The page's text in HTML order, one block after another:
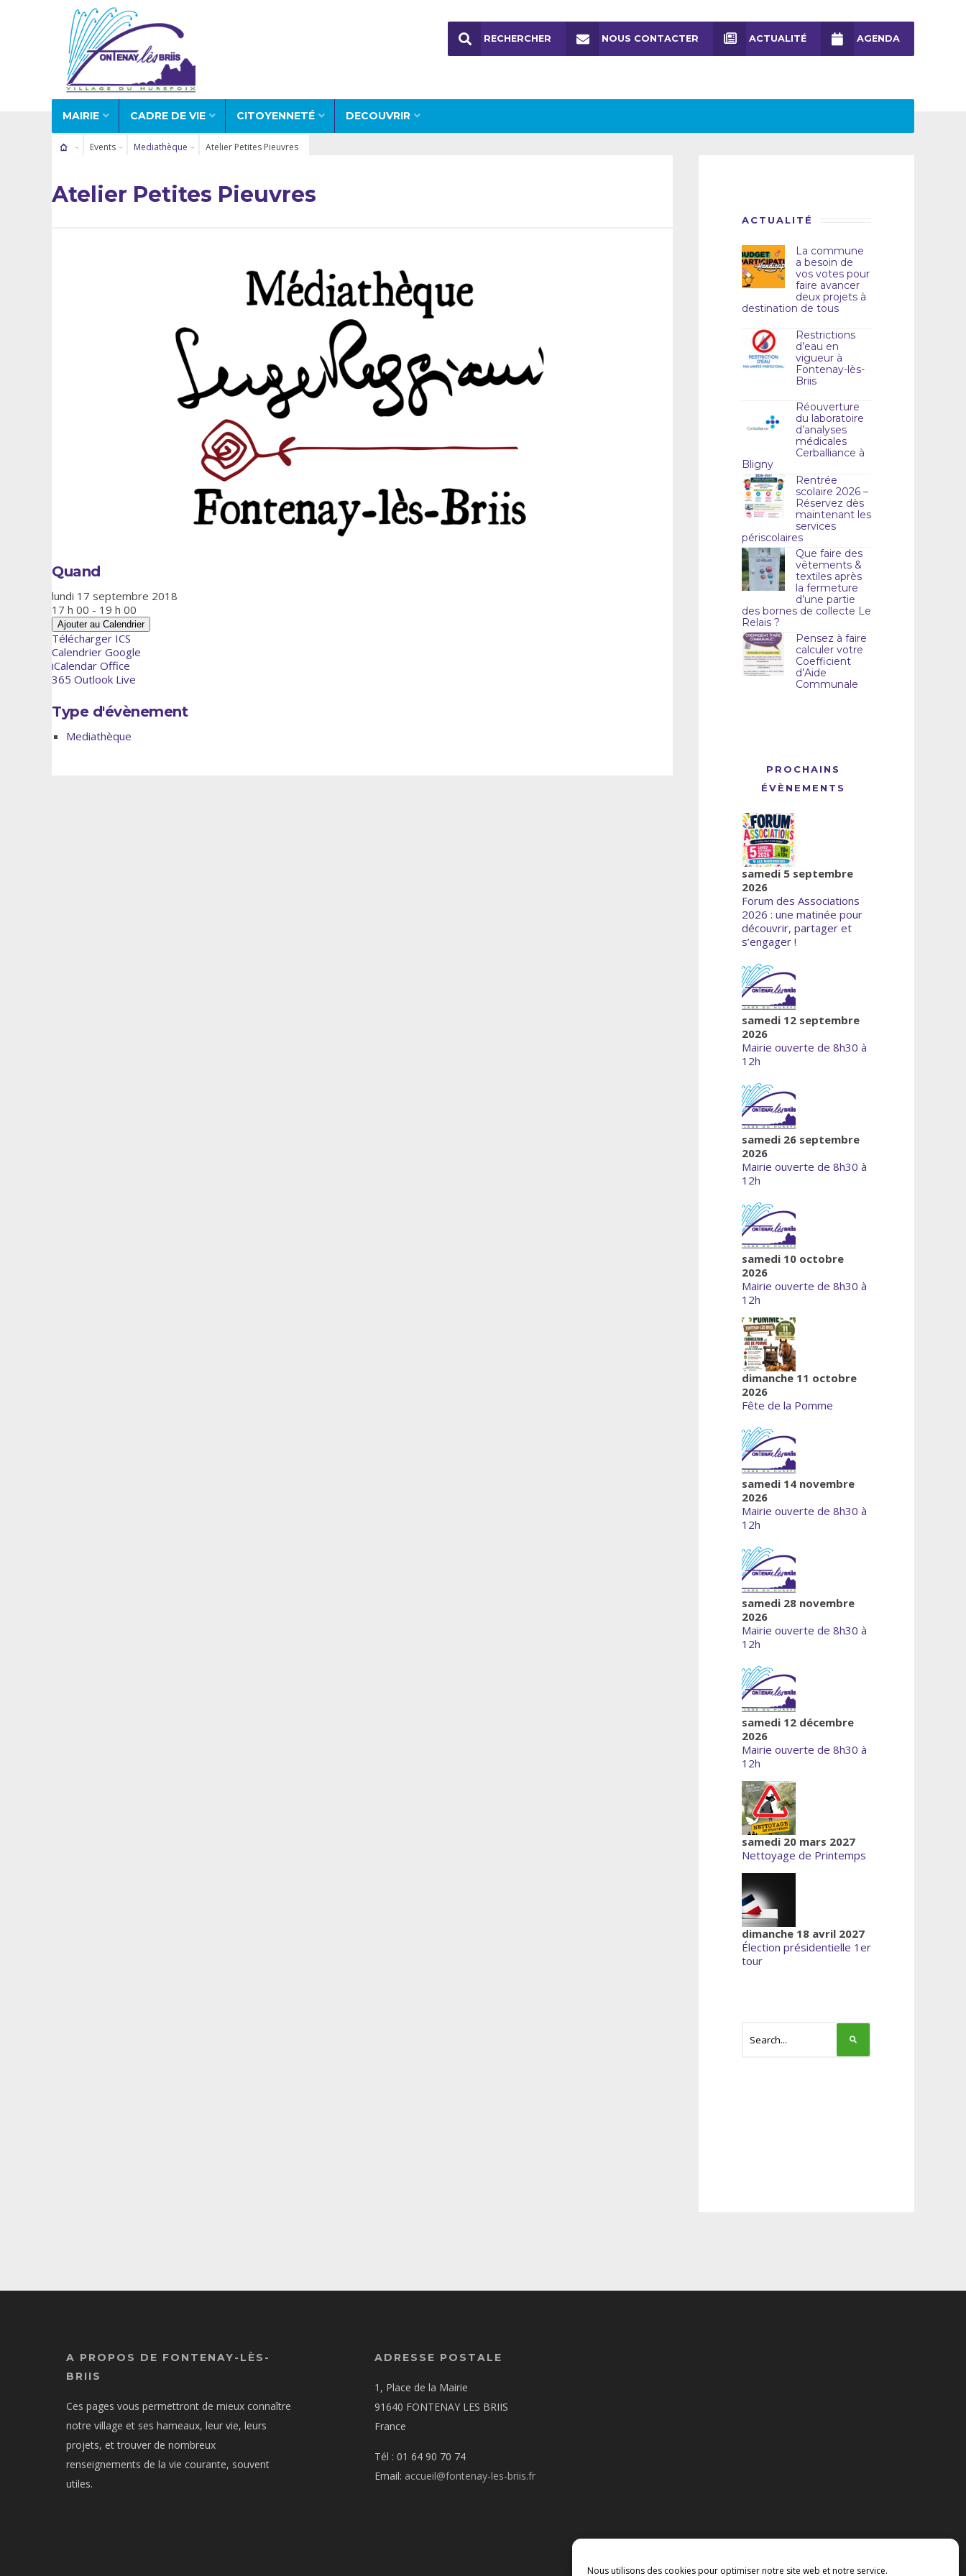
Nous utilisons des cookies pour optimiser notre site web et notre service.
MAIRIE CADRE DE VIE CITOYENNETÉ DECOUVRIR
RECHERCHER NOUS CONTACTER ACTUALITÉ AGENDA
Events Mediathèque Atelier Petites Pieuvres
Atelier Petites Pieuvres
Quand
lundi 17 septembre 2018
17 h 00 - 19 h 00
Ajouter au Calendrier
Télécharger ICS
Calendrier Google
iCalendar Office
365 Outlook Live
Type d'évènement
Mediathèque
ACTUALITÉ
La commune
a besoin de
vos votes pour
faire avancer
deux projets à
destination de tous
Restrictions
d’eau en
vigueur à
Fontenay-lès-
Briis
Réouverture
du laboratoire
d’analyses
médicales
Cerballiance à
Bligny
Rentrée
scolaire 2026 –
Réservez dès
maintenant les
services
périscolaires
Que faire des
vêtements &
textiles après
la fermeture
d’une partie
des bornes de collecte Le
Relais ?
Pensez à faire
calculer votre
Coefficient
d’Aide
Communale
PROCHAINS
ÉVÈNEMENTS
samedi 5 septembre
2026
Forum des Associations
2026 : une matinée pour
découvrir, partager et
s’engager !
samedi 12 septembre
2026
Mairie ouverte de 8h30 à
12h
samedi 26 septembre
2026
Mairie ouverte de 8h30 à
12h
samedi 10 octobre
2026
Mairie ouverte de 8h30 à
12h
dimanche 11 octobre
2026
Fête de la Pomme
samedi 14 novembre
2026
Mairie ouverte de 8h30 à
12h
samedi 28 novembre
2026
Mairie ouverte de 8h30 à
12h
samedi 12 décembre
2026
Mairie ouverte de 8h30 à
12h
samedi 20 mars 2027
Nettoyage de Printemps
dimanche 18 avril 2027
Élection présidentielle 1er
tour
A PROPOS DE FONTENAY-LÈS-
BRIIS
Ces pages vous permettront de mieux connaître
notre village et ses hameaux, leur vie, leurs
projets, et trouver de nombreux
renseignements de la vie courante, souvent
utiles.
ADRESSE POSTALE
1, Place de la Mairie
91640 FONTENAY LES BRIIS
France
Tél : 01 64 90 70 74
Email: accueil@fontenay-les-briis.fr